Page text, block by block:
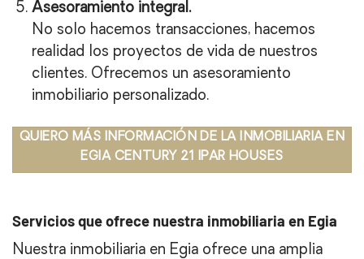
Asesoramiento integral.
No solo hacemos transacciones, hacemos
realidad los proyectos de vida de nuestros
clientes. Ofrecemos un asesoramiento
inmobiliario personalizado.
QUIERO MÁS INFORMACIÓN DE LA INMOBILIARIA EN
EGIA CENTURY 21 IPAR HOUSES
Servicios que ofrece nuestra inmobiliaria en Egia
Nuestra inmobiliaria en Egia ofrece una amplia